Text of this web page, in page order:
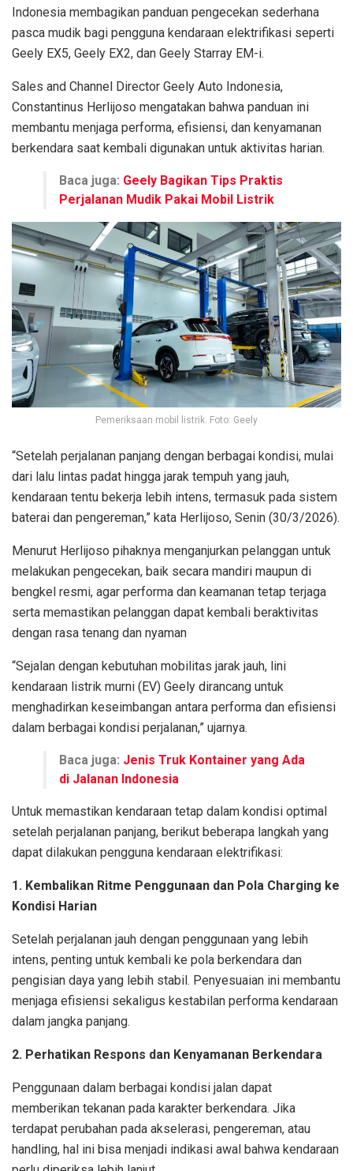
Indonesia membagikan panduan pengecekan sederhana
pasca mudik bagi pengguna kendaraan elektrifikasi seperti
Geely EX5, Geely EX2, dan Geely Starray EM-i.
Sales and Channel Director Geely Auto Indonesia,
Constantinus Herlijoso mengatakan bahwa panduan ini
membantu menjaga performa, efisiensi, dan kenyamanan
berkendara saat kembali digunakan untuk aktivitas harian.
Baca juga: Geely Bagikan Tips Praktis
Perjalanan Mudik Pakai Mobil Listrik
Pemeriksaan mobil listrik. Foto: Geely
“Setelah perjalanan panjang dengan berbagai kondisi, mulai
dari lalu lintas padat hingga jarak tempuh yang jauh,
kendaraan tentu bekerja lebih intens, termasuk pada sistem
baterai dan pengereman,” kata Herlijoso, Senin (30/3/2026).
Menurut Herlijoso pihaknya menganjurkan pelanggan untuk
melakukan pengecekan, baik secara mandiri maupun di
bengkel resmi, agar performa dan keamanan tetap terjaga
serta memastikan pelanggan dapat kembali beraktivitas
dengan rasa tenang dan nyaman
“Sejalan dengan kebutuhan mobilitas jarak jauh, lini
kendaraan listrik murni (EV) Geely dirancang untuk
menghadirkan keseimbangan antara performa dan efisiensi
dalam berbagai kondisi perjalanan,” ujarnya.
Baca juga: Jenis Truk Kontainer yang Ada
di Jalanan Indonesia
Untuk memastikan kendaraan tetap dalam kondisi optimal
setelah perjalanan panjang, berikut beberapa langkah yang
dapat dilakukan pengguna kendaraan elektrifikasi:
1. Kembalikan Ritme Penggunaan dan Pola Charging ke
Kondisi Harian
Setelah perjalanan jauh dengan penggunaan yang lebih
intens, penting untuk kembali ke pola berkendara dan
pengisian daya yang lebih stabil. Penyesuaian ini membantu
menjaga efisiensi sekaligus kestabilan performa kendaraan
dalam jangka panjang.
2. Perhatikan Respons dan Kenyamanan Berkendara
Penggunaan dalam berbagai kondisi jalan dapat
memberikan tekanan pada karakter berkendara. Jika
terdapat perubahan pada akselerasi, pengereman, atau
handling, hal ini bisa menjadi indikasi awal bahwa kendaraan